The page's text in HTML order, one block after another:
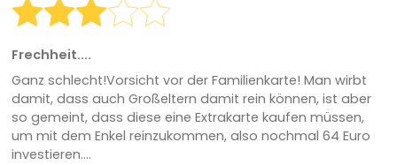
Frechheit....
Ganz schlecht!Vorsicht vor der Familienkarte! Man wirbt
damit, dass auch Großeltern damit rein können, ist aber
so gemeint, dass diese eine Extrakarte kaufen müssen,
um mit dem Enkel reinzukommen, also nochmal 64 Euro
investieren....